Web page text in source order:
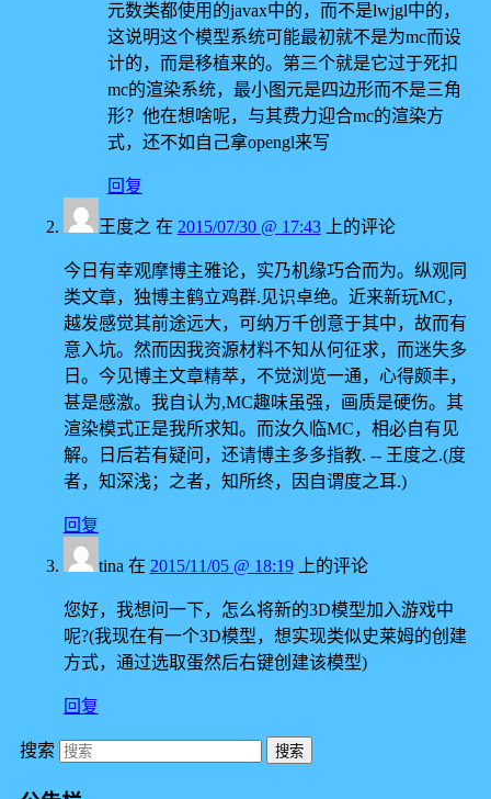
元数类都使用的javax中的，而不是lwjgl中的，
这说明这个模型系统可能最初就不是为mc而设
计的，而是移植来的。第三个就是它过于死扣
mc的渲染系统，最小图元是四边形而不是三角
形？他在想啥呢，与其费力迎合mc的渲染方
式，还不如自己拿opengl来写
回复
王度之 在 2015/07/30 @ 17:43上的评论
今日有幸观摩博主雅论，实乃机缘巧合而为。纵观同
类文章，独博主鹤立鸡群.见识卓绝。近来新玩MC，
越发感觉其前途远大，可纳万千创意于其中，故而有
意入坑。然而因我资源材料不知从何征求，而迷失多
日。今见博主文章精萃，不觉浏览一通，心得颇丰，
甚是感激。我自认为,MC趣味虽强，画质是硬伤。其
渲染模式正是我所求知。而汝久临MC，相必自有见
解。日后若有疑问，还请博主多多指教. -- 王度之.(度
者，知深浅；之者，知所终，因自谓度之耳.)
回复
tina 在 2015/11/05 @ 18:19上的评论
您好，我想问一下，怎么将新的3D模型加入游戏中
呢?(我现在有一个3D模型，想实现类似史莱姆的创建
方式，通过选取蛋然后右键创建该模型)
回复
搜索